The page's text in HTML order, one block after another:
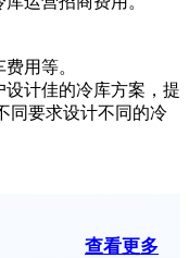
用等。
计佳的冷库方案，提
同要求设计不同的冷
查看更多